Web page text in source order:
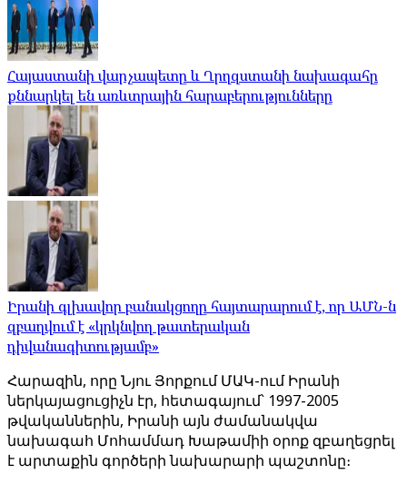
Հայաստանի վարչապետը և Ղրղզստանի նախագահը
քննարկել են առևտրային հարաբերությունները
Իրանի գլխավոր բանակցողը հայտարարում է, որ ԱՄՆ-ն
զբաղվում է «կրկնվող թատերական
դիվանագիտությամբ»
Հարազին, որը Նյու Յորքում ՄԱԿ-ում Իրանի
ներկայացուցիչն էր, հետագայում՝ 1997-2005
թվականներին, Իրանի այն ժամանակվա
նախագահ Մոհամմադ Խաթամիի օրոք զբաղեցրել
է արտաքին գործերի նախարարի պաշտոնը։